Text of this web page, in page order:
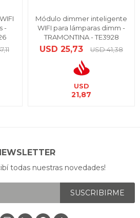
-
Módulo dimmer inteligente
WIFI para lámparas dimm -
TRAMONTINA - TE3928
USD 25,73 USD 41,38
USD
21,87
todas nuestras novedades!
SUSCRIBIRME